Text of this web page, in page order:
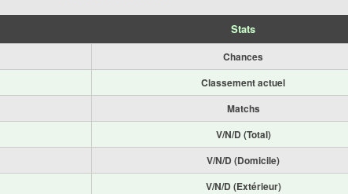
Stats
Chances
Classement actuel
Matchs
V/N/D (Total)
V/N/D (Domicile)
V/N/D (Extérieur)